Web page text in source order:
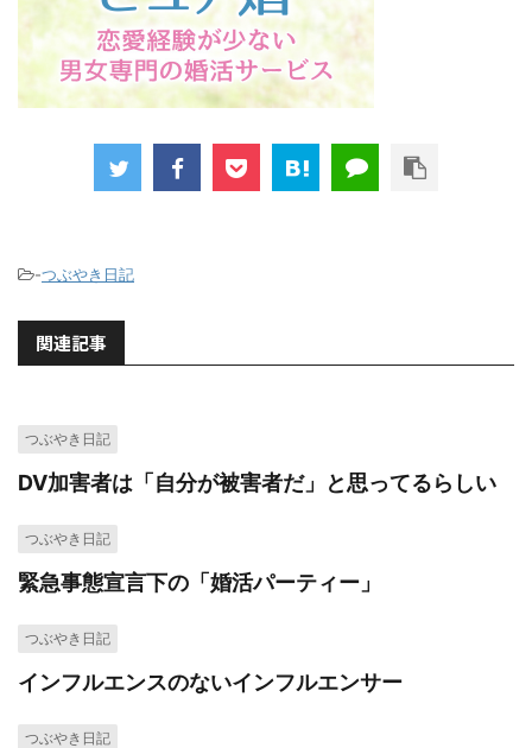
-つぶやき日記
関連記事
つぶやき日記
DV加害者は「自分が被害者だ」と思ってるらしい
つぶやき日記
緊急事態宣言下の「婚活パーティー」
つぶやき日記
インフルエンスのないインフルエンサー
つぶやき日記